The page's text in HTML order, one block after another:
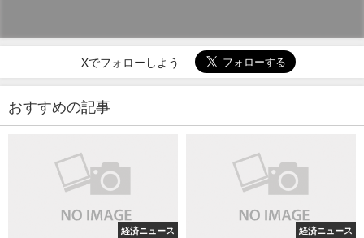
Xでフォローしよう
おすすめの記事
経済ニュース 経済ニュース